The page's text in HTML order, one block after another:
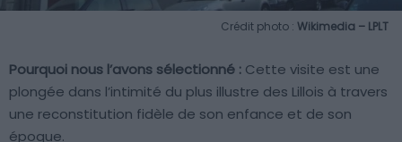
Crédit photo : Wikimedia – LPLT
Pourquoi nous l’avons sélectionné : Cette visite est une
plongée dans l’intimité du plus illustre des Lillois à travers
une reconstitution fidèle de son enfance et de son
époque.